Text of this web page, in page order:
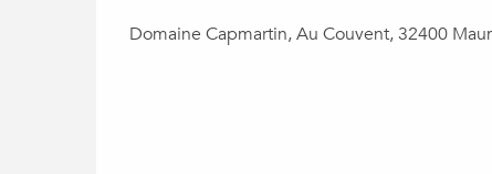
Domaine Capmartin, Au Couvent, 32400